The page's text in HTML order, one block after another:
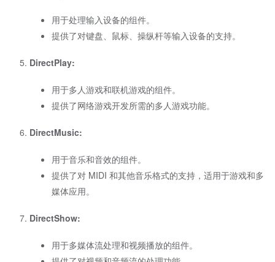
用于处理输入设备的组件。
提供了对键盘、鼠标、操纵杆等输入设备的支持。
DirectPlay:
用于多人游戏和联机游戏的组件。
提供了网络游戏开发所需的多人游戏功能。
DirectMusic:
用于音乐和音效的组件。
提供了对 MIDI 和其他音乐格式的支持，适用于游戏和多
媒体应用。
DirectShow:
用于多媒体流处理和视频播放的组件。